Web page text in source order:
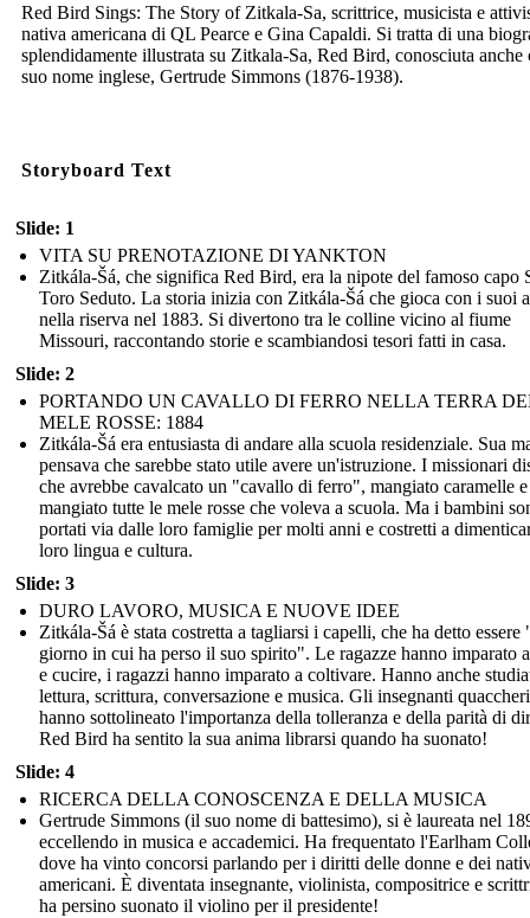
Red Bird Sings: The Story of Zitkala-Sa, scrittrice, musicista e
nativa americana di QL Pearce e Gina Capaldi. Si tratta di una
splendidamente illustrata su Zitkala-Sa, Red Bird, conosciuta anche
suo nome inglese, Gertrude Simmons (1876-1938).
Storyboard Text
Slide: 1
VITA SU PRENOTAZIONE DI YANKTON
Zitkála-Šá, che significa Red Bird, era la nipote del famoso capo
Toro Seduto. La storia inizia con Zitkála-Šá che gioca con i suoi
nella riserva nel 1883. Si divertono tra le colline vicino al fiume
Missouri, raccontando storie e scambiandosi tesori fatti in casa.
Slide: 2
PORTANDO UN CAVALLO DI FERRO NELLA TERRA
MELE ROSSE: 1884
Zitkála-Šá era entusiasta di andare alla scuola residenziale. Sua
pensava che sarebbe stato utile avere un'istruzione. I missionari
che avrebbe cavalcato un "cavallo di ferro", mangiato caramelle e
mangiato tutte le mele rosse che voleva a scuola. Ma i bambini
portati via dalle loro famiglie per molti anni e costretti a
loro lingua e cultura.
Slide: 3
DURO LAVORO, MUSICA E NUOVE IDEE
Zitkála-Šá è stata costretta a tagliarsi i capelli, che ha detto essere
giorno in cui ha perso il suo spirito". Le ragazze hanno imparato
e cucire, i ragazzi hanno imparato a coltivare. Hanno anche
lettura, scrittura, conversazione e musica. Gli insegnanti quaccheri
hanno sottolineato l'importanza della tolleranza e della parità di
Red Bird ha sentito la sua anima librarsi quando ha suonato!
Slide: 4
RICERCA DELLA CONOSCENZA E DELLA MUSICA
Gertrude Simmons (il suo nome di battesimo), si è laureata nel
eccellendo in musica e accademici. Ha frequentato l'Earlham
dove ha vinto concorsi parlando per i diritti delle donne e dei
americani. È diventata insegnante, violinista, compositrice e
ha persino suonato il violino per il presidente!